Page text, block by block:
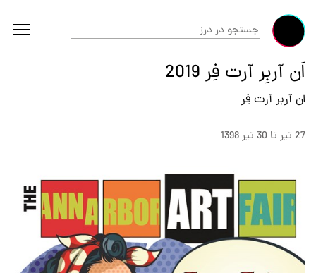
اَن آربِر آرت فِر 2019
ان آربر آرت فِر
27 تير تا 30 تير 1398